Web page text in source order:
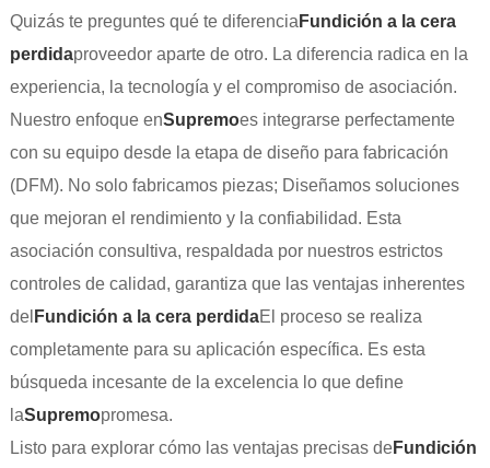
Quizás te preguntes qué te diferenciaFundición a la cera
perdidaproveedor aparte de otro. La diferencia radica en la
experiencia, la tecnología y el compromiso de asociación.
Nuestro enfoque enSupremoes integrarse perfectamente
con su equipo desde la etapa de diseño para fabricación
(DFM). No solo fabricamos piezas; Diseñamos soluciones
que mejoran el rendimiento y la confiabilidad. Esta
asociación consultiva, respaldada por nuestros estrictos
controles de calidad, garantiza que las ventajas inherentes
del Fundición a la cera perdidaEl proceso se realiza
completamente para su aplicación específica. Es esta
búsqueda incesante de la excelencia lo que define
laSupremopromesa.
Listo para explorar cómo las ventajas precisas deFundición